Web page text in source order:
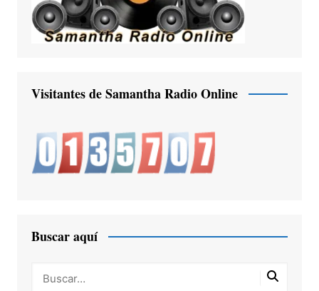
Visitantes de Samantha Radio Online
Buscar aquí